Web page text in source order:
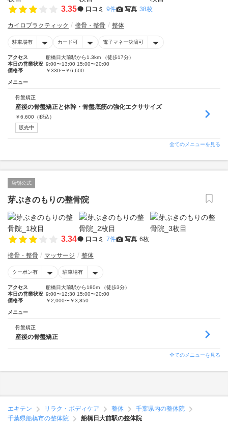
3.35 口コミ 9件 写真 38枚
カイロプラクティック 接骨・整骨 整体
駐車場有 カード可 電子マネー決済可
アクセス
船橋日大前駅から1.3km （徒歩17分）
本日の営業状況 9:00〜13:00 15:00〜20:00
価格帯
￥330〜￥6,600
メニュー
骨盤矯正
産後の骨盤矯正と体幹・骨盤底筋の強化エクササイズ
￥6,600 （税込）
販売中
全てのメニューを見る
店舗公式
芽ぶきのもりの整骨院
3.34 口コミ 7件 写真 6枚
接骨・整骨 マッサージ 整体
クーポン有 駐車場有
アクセス
船橋日大前駅から180m （徒歩3分）
本日の営業状況 9:00〜12:30 15:00〜20:00
価格帯
￥2,000〜￥3,850
メニュー
骨盤矯正
産後の骨盤矯正
全てのメニューを見る
エキテン リラク・ボディケア 整体
千葉県内の整体院
千葉県船橋市の整体院
船橋日大前駅の整体院